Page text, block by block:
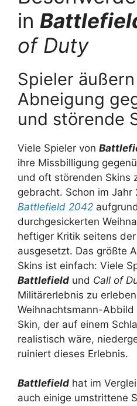
in
of Duty
Spieler
Abneigung
und störende
Viele Spieler von
ihre Missbilligung
und oft störenden Skins
gebracht. Schon im Jahr
Battlefield 2042
durchgesickerten
heftiger Kritik seitens
ausgesetzt. Das größte
Skins ist einfach: Viele
Battlefield und Call of
Militärerlebnis zu
Weihnachtsmann-
Skin, der auf einem
realistisch wäre,
ruiniert dieses Erlebnis.
Battlefield hat im
auch einige umstrittene